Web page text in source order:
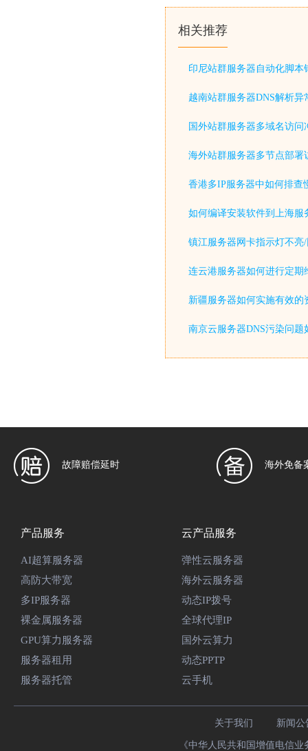
相关推荐
印尼站群服务器自动化脚本
越南站群服务器DNS解析异
国外站群服务器多域名访问
海外站群服务器多节点部署
香港多IP服务器中如何排查
如何编译安装软件到上海服
镇江服务器网卡指示灯不亮
连云港服务器如何进行定期
新疆服务器如何实施有效的
南京云服务器DNS污染问题
故障赔偿延时 海外免备
产品服务
AI超算服务器
高防大带宽
多IP服务器
裸金属服务器
GPU算力服务器
服务器租用
服务器托管
云产品服务
弹性云服务器
海外云服务器
动态IP拨号
全球代理IP
国外云算力
动态PPTP
云手机
关于我们 新闻公
《中华人民共和国增值电信